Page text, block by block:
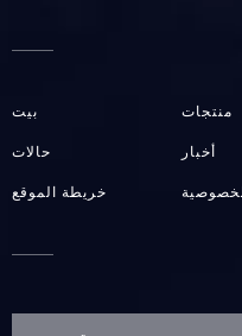
بيت منتجات
حالات أخبار
خريطة الموقع